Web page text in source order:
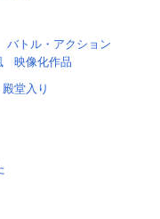
バトル・アクション
映像化作品
殿堂入り